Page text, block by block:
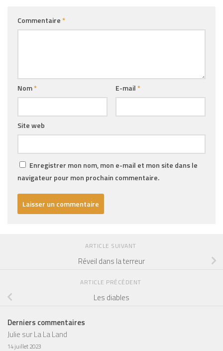
Commentaire *
Nom* E-mail *
Site web
Enregistrer mon nom, mon e-mail et mon site dans le
navigateur pour mon prochain commentaire.
ARTICLE SUIVANT
Réveil dans la terreur
ARTICLE PRÉCÉDENT
Les diables
Derniers commentaires
Julie surLa La Land
14 juillet 2023